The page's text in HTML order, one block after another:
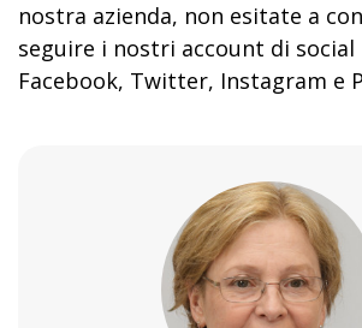
nostra azienda, non esitate a
seguire i nostri account di social
Facebook, Twitter, Instagram e